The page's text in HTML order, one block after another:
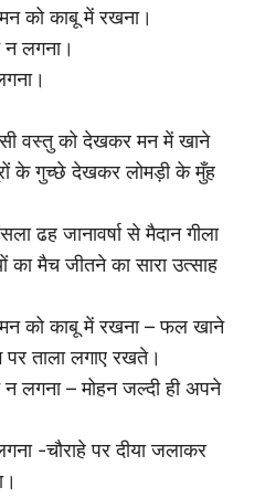
को काबू में रखना।
लगना।
वस्तु को देखकर मन में खाने
के गुच्छे देखकर लोमड़ी के मुँह
ढह जानावर्षा से मैदान गीला
का मैच जीतने का सारा उत्साह
को काबू में रखना – फल खाने
ताला लगाए रखते।
लगना – मोहन जल्दी ही अपने
-चौराहे पर दीया जलाकर